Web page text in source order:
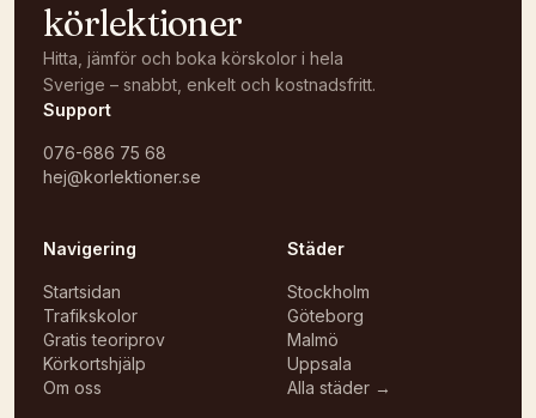
körlektioner
Hitta, jämför och boka körskolor i hela
Sverige – snabbt, enkelt och kostnadsfritt.
Support
076-686 75 68
hej@korlektioner.se
Navigering
Startsidan
Trafikskolor
Gratis teoriprov
Körkortshjälp
Om oss
Städer
Stockholm
Göteborg
Malmö
Uppsala
Alla städer →